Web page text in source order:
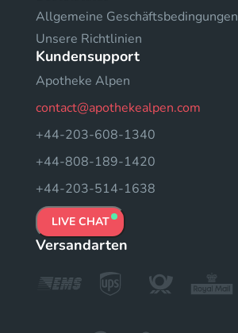
Allgemeine Geschäftsbedingungen
Unsere Richtlinien
Kundensupport
Apotheke Alpen
contact@apothekealpen.com
+44-203-608-1340
+44-808-189-1420
+44-203-514-1638
LIVE CHAT
Versandarten